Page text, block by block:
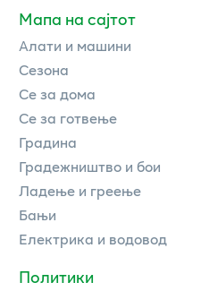
Мапа на сајтот
Алати и машини
Сезона
Се за дома
Се за готвење
Градина
Градежништво и бои
Ладење и греење
Бањи
Електрика и водовод
Политики